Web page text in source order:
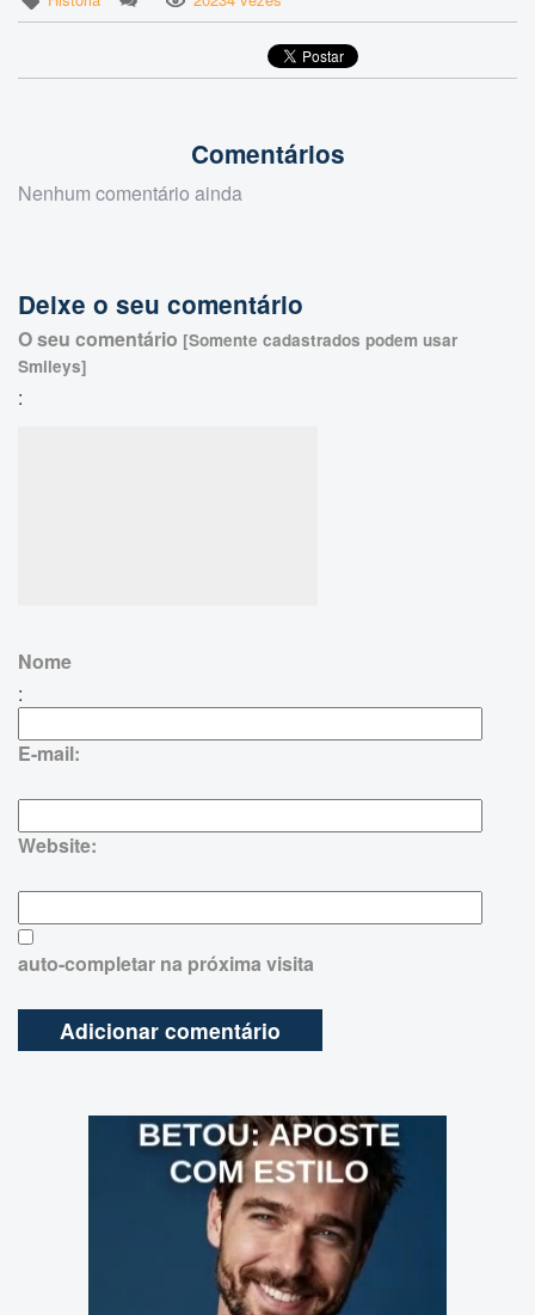
Comentários
Nenhum comentário ainda
Deixe o seu comentário
O seu comentário [Somente cadastrados podem usar
Smileys]
:
Nome
:
E-mail:
Website:
auto-completar na próxima visita